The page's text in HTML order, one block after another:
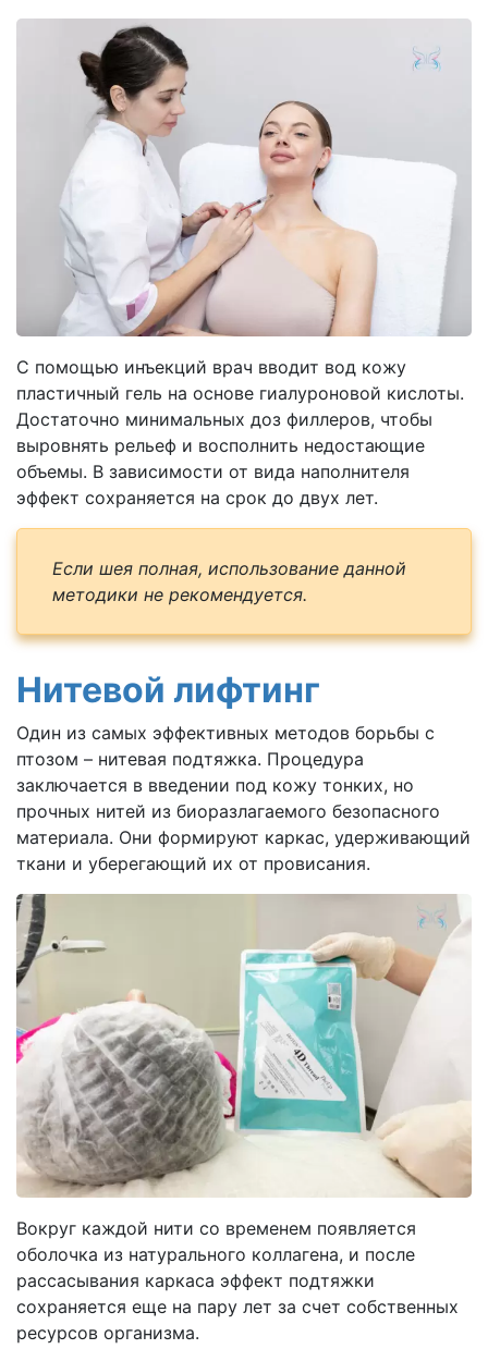
С помощью инъекций врач вводит вод кожу
пластичный гель на основе гиалуроновой кислоты.
Достаточно минимальных доз филлеров, чтобы
выровнять рельеф и восполнить недостающие
объемы. В зависимости от вида наполнителя
эффект сохраняется на срок до двух лет.
Если шея полная, использование данной
методики не рекомендуется.
Нитевой лифтинг
Один из самых эффективных методов борьбы с
птозом – нитевая подтяжка. Процедура
заключается в введении под кожу тонких, но
прочных нитей из биоразлагаемого безопасного
материала. Они формируют каркас, удерживающий
ткани и уберегающий их от провисания.
Вокруг каждой нити со временем появляется
оболочка из натурального коллагена, и после
рассасывания каркаса эффект подтяжки
сохраняется еще на пару лет за счет собственных
ресурсов организма.